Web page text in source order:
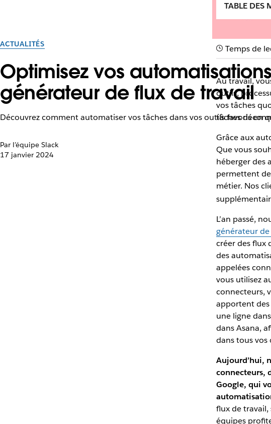
ACTUALITÉS
Optimisez vos
générateur de flux de travail
Découvrez comment automatiser vos tâches dans vos outils favoris en
Par l’équipe Slack
17 janvier 2024
TABLE DES
Temps de
Au travail,
outils,
vos tâches
tâches
Grâce aux
Que vous
héberger des
permettent
métier. Nos
L’an passé,
générateur
créer des flux
des
appelées
vous utilisez
connecteurs,
apportent des
une ligne
dans Asana,
dans tous vos
Aujourd’hui,
connecteurs,
Google, qui
flux de travail,
équipes